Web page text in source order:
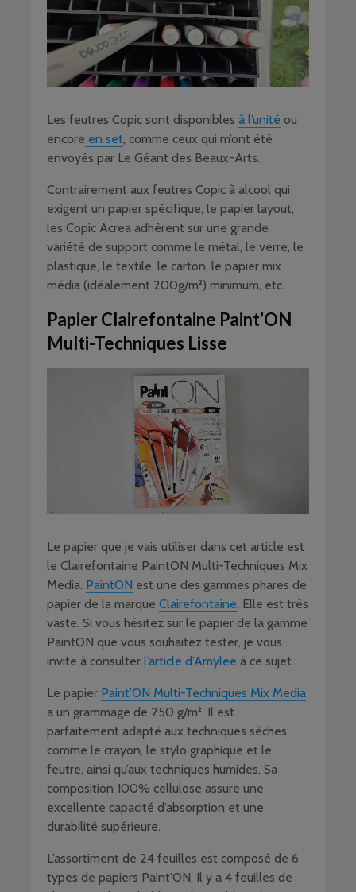
Les feutres Copic sont disponibles à l’unité ou
encore en set, comme ceux qui m’ont été
envoyés par Le Géant des Beaux-Arts.
Contrairement aux feutres Copic à alcool qui
exigent un papier spécifique, le papier layout,
les Copic Acrea adhèrent sur une grande
variété de support comme le métal, le verre, le
plastique, le textile, le carton, le papier mix
média (idéalement 200g/m²) minimum, etc.
Papier Clairefontaine Paint’ON
Multi-Techniques Lisse
Le papier que je vais utiliser dans cet article est
le Clairefontaine PaintON Multi-Techniques Mix
Media. PaintON est une des gammes phares de
papier de la marque Clairefontaine. Elle est très
vaste. Si vous hésitez sur le papier de la gamme
PaintON que vous souhaitez tester, je vous
invite à consulter l’article d’Amylee à ce sujet.
Le papier Paint’ON Multi-Techniques Mix Media
a un grammage de 250 g/m². Il est
parfaitement adapté aux techniques sèches
comme le crayon, le stylo graphique et le
feutre, ainsi qu’aux techniques humides. Sa
composition 100% cellulose assure une
excellente capacité d’absorption et une
durabilité supérieure.
L’assortiment de 24 feuilles est composé de 6
types de papiers Paint’ON. Il y a 4 feuilles de